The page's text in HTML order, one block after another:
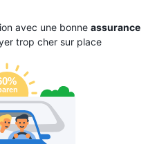
avec une bonne assurance
trop cher sur place